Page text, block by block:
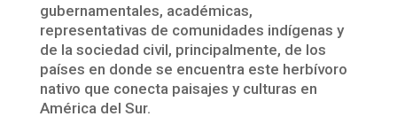
gubernamentales, académicas,
representativas de comunidades indígenas y
de la sociedad civil, principalmente, de los
países en donde se encuentra este herbívoro
nativo que conecta paisajes y culturas en
América del Sur.